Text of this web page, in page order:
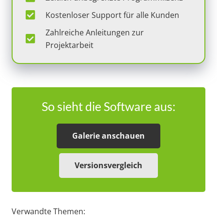
Kostenloser Support für alle Kunden
Zahlreiche Anleitungen zur
Projektarbeit
So sieht die Software aus:
Galerie anschauen
Versionsvergleich
Verwandte Themen: